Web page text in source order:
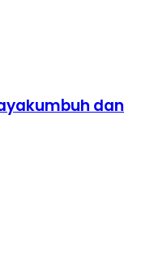
dan